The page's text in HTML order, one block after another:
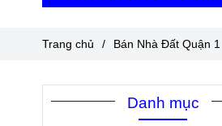
Trang chủ / Bán Nhà Đất Quận 1
Danh mục